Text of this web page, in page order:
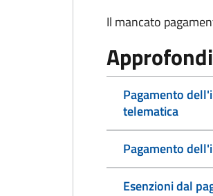
Il mancato
Pagamento
telematica
Pagamento
Esenzioni dal